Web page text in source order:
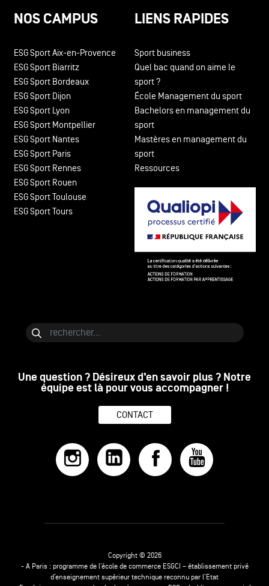
NOS CAMPUS
ESG Sport Aix-en-Provence
ESG Sport Biarritz
ESG Sport Bordeaux
ESG Sport Dijon
ESG Sport Lyon
ESG Sport Montpellier
ESG Sport Nantes
ESG Sport Paris
ESG Sport Rennes
ESG Sport Rouen
ESG Sport Toulouse
ESG Sport Tours
LIENS RAPIDES
Sport business
Quel bac quand on aime le
sport ?
École Management du sport
Bachelors en management du
sport
Mastères en management du
sport
Ressources
Une question ? Désireux d’en savoir plus ? Notre
équipe est là pour vous accompagner !
CONTACT
Copyright © 2026
- A Paris : programme de l’école de commerce ESGCI – établissement privé
d’enseignement supérieur technique reconnu par l’Etat